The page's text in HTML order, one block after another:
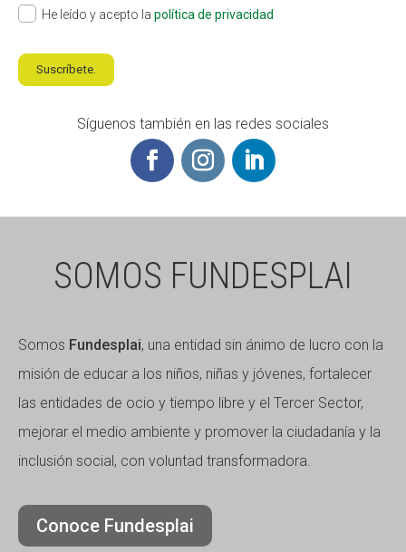
He leído y acepto la política de privacidad
Suscríbete.
Síguenos también en las redes sociales
SOMOS FUNDESPLAI
Somos Fundesplai, una entidad sin ánimo de lucro con la
misión de educar a los niños, niñas y jóvenes, fortalecer
las entidades de ocio y tiempo libre y el Tercer Sector,
mejorar el medio ambiente y promover la ciudadanía y la
inclusión social, con voluntad transformadora.
Conoce Fundesplai